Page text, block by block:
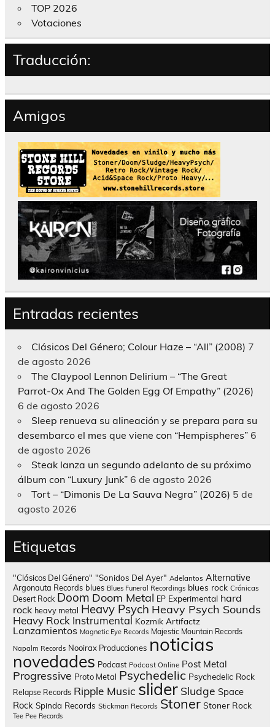
TOP 2026
Votaciones
Traducción:
Amigos
Entradas recientes
Clásicos Del Género; Colour Haze – “All” (2008) 7
de agosto 2026
The Claypool Lennon Delirium – “The Great
Parrot-Ox And The Golden Egg Of Empathy” (2026)
6 de agosto 2026
Sleep renueva su alineación y se prepara para su
desembarco el mes que viene con “Hempispheres” 6
de agosto 2026
Steak lanza un segundo adelanto de su próximo
álbum con “Luxury Junk” 6 de agosto 2026
Tort – “Dimonis De La Sauva Negra” (2026) 5 de
agosto 2026
Etiquetas
"Clásicos Del Género" "Sonidos Del Ayer" Adelantos Alternative
Argonauta Records blues Blues Funeral Recordings blues rock Crónicas
Desert Rock Doom Doom Metal EP Experimental hard
rock heavy metal Heavy Psych Heavy Psych Sounds
Heavy Rock Instrumental Kozmik Artifactz
Lanzamientos Magnetic Eye Records Majestic Mountain Records
Napalm Records Nooirax Producciones noticias
novedades Podcast Podcast Online Post Metal
Progressive Proto Metal Psychedelic Psychedelic Rock
Relapse Records Ripple Music slider Sludge Space
Rock Spinda Records Stickman Records Stoner Stoner Rock
Tee Pee Records